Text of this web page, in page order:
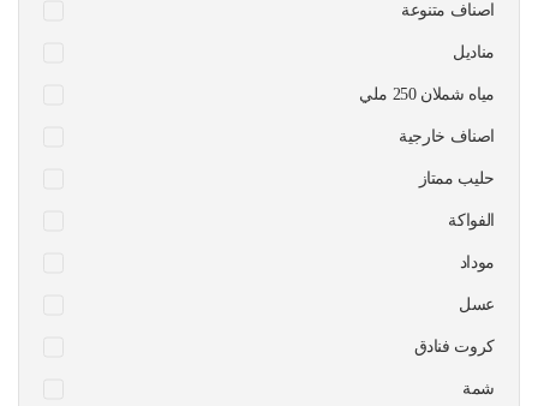
اصناف متنوعة
مناديل
مياه شملان 250 ملي
اصناف خارجية
حليب ممتاز
الفواكة
موداد
عسل
كروت فنادق
شمة